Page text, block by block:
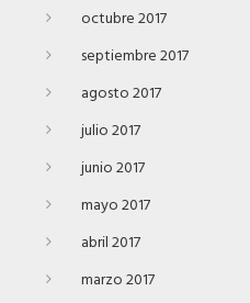
octubre 2017
septiembre 2017
agosto 2017
julio 2017
junio 2017
mayo 2017
abril 2017
marzo 2017